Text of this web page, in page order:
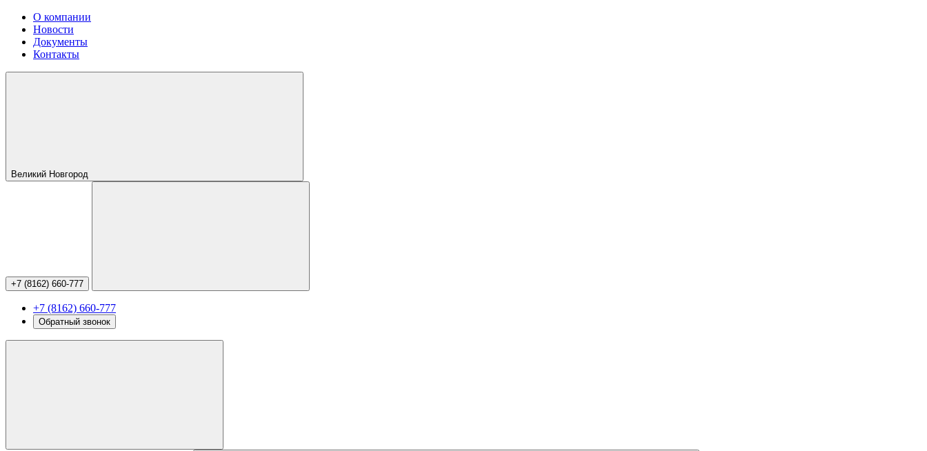
О компании
Новости
Документы
Контакты
Великий Новгород
+7 (8162) 660-777
+7 (8162) 660-777
Обратный звонок